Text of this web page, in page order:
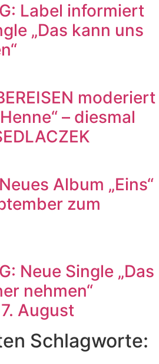
Label informiert
„Das kann uns
moderiert
– diesmal
Album „Eins“
zum
Neue Single „Das
nehmen“
August
Schlagworte: